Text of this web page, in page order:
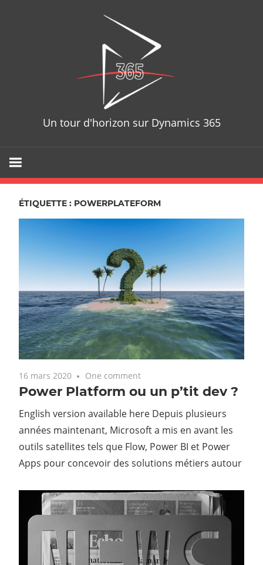
Un tour d'horizon sur Dynamics 365
ÉTIQUETTE : POWERPLATEFORM
16 mars 2020 One comment
Power Platform ou un p’tit dev ?
English version available here Depuis plusieurs
années maintenant, Microsoft a mis en avant les
outils satellites tels que Flow, Power BI et Power
Apps pour concevoir des solutions métiers autour